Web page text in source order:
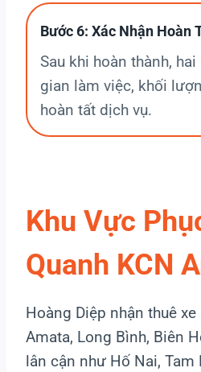
Bước 6: Xác Nhận Hoàn
Sau khi hoàn thành,
gian làm việc, khối
hoàn tất dịch vụ.
Khu Vực
Quanh KCN
Hoàng Diệp nhận thuê xe
Amata, Long Bình, Biên
lân cận như Hố Nai, Tam